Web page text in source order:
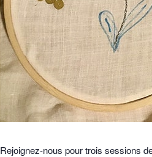
Rejoignez-nous pour trois sessions